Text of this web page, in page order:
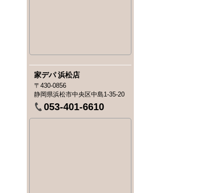
家デパ 浜松店
〒430-0856
静岡県浜松市中央区中島1-35-20
053-401-6610